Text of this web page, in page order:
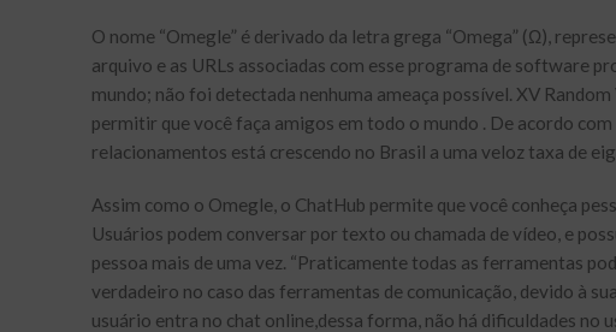
O nome “Omegle” é derivado da letra grega “Omega” (Ω),
arquivo e as URLs associadas com esse programa de software
mundo; não foi detectada nenhuma ameaça possível. XV
permitir que você faça amigos em todo o mundo . De acordo
relacionamentos está crescendo no Brasil a uma veloz taxa de
Assim como o Omegle, o ChatHub permite que você conheça
Usuários podem conversar por texto ou chamada de vídeo, e
pessoa mais de uma vez. “Praticamente todas as ferramentas
verdadeiro no caso das ferramentas de comunicação, devido à
usuário entra no chat online,dessa forma, não há dificuldades no